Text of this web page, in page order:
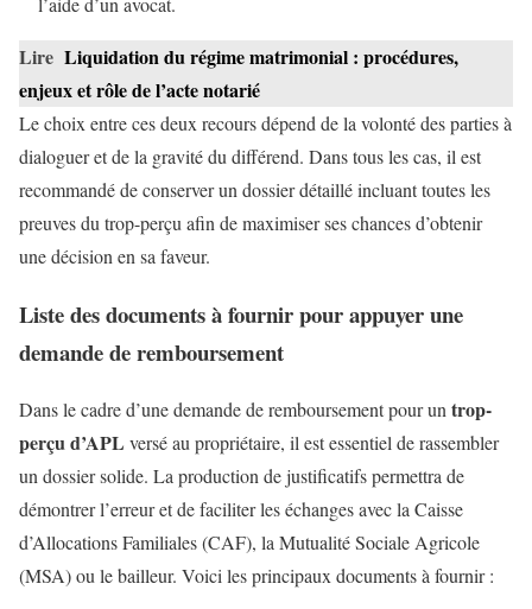
Lire Liquidation du régime matrimonial : procédures,
enjeux et rôle de l’acte notarié
Le choix entre ces deux recours dépend de la volonté des parties à
dialoguer et de la gravité du différend. Dans tous les cas, il est
recommandé de conserver un dossier détaillé incluant toutes les
preuves du trop-perçu afin de maximiser ses chances d’obtenir
une décision en sa faveur.
Liste des documents à fournir pour appuyer une
demande de remboursement
Dans le cadre d’une demande de remboursement pour untrop-
perçu d’APL versé au propriétaire, il est essentiel de rassembler
un dossier solide. La production de justificatifs permettra de
démontrer l’erreur et de faciliter les échanges avec la Caisse
d’Allocations Familiales (CAF), la Mutualité Sociale Agricole
(MSA) ou le bailleur. Voici les principaux documents à fournir :